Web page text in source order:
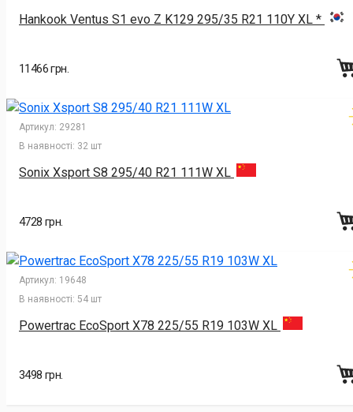
Hankook Ventus S1 evo Z K129 295/35 R21 110Y XL *
11466 грн.
Артикул: 29281
В наявності: 32 шт
Sonix Xsport S8 295/40 R21 111W XL
4728 грн.
Артикул: 19648
В наявності: 54 шт
Powertrac EcoSport X78 225/55 R19 103W XL
3498 грн.